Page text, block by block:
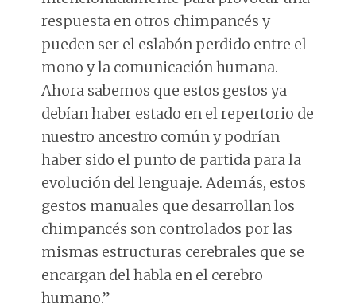
respuesta en otros chimpancés y
pueden ser el eslabón perdido entre el
mono y la comunicación humana.
Ahora sabemos que estos gestos ya
debían haber estado en el repertorio de
nuestro ancestro común y podrían
haber sido el punto de partida para la
evolución del lenguaje. Además, estos
gestos manuales que desarrollan los
chimpancés son controlados por las
mismas estructuras cerebrales que se
encargan del habla en el cerebro
humano.”